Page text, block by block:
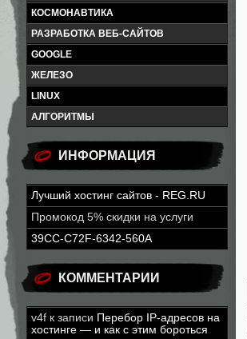
КОСМОНАВТИКА
РАЗРАБОТКА ВЕБ-САЙТОВ
GOOGLE
ЖЕЛЕЗО
LINUX
АЛГОРИТМЫ
ИНФОРМАЦИЯ
Лучший хостинг сайтов - REG.RU
Промокод 5% скидки на услуги
39CC-C72F-6342-560A
КОММЕНТАРИИ
v4f к записи Перебор IP-адресов на
хостинге — и как с этим бороться